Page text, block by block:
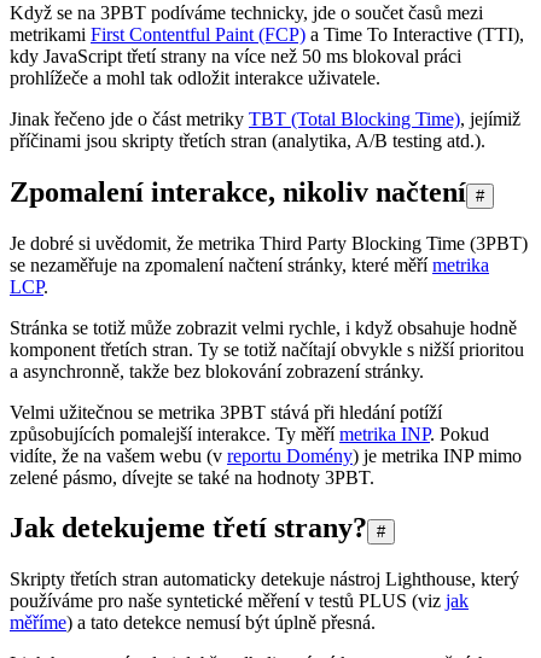
Když se na 3PBT podíváme technicky, jde o součet časů mezi
metrikami First Contentful Paint (FCP) a Time To Interactive (TTI),
kdy JavaScript třetí strany na více než 50 ms blokoval práci
prohlížeče a mohl tak odložit interakce uživatele.
Jinak řečeno jde o část metriky TBT (Total Blocking Time), jejímiž
příčinami jsou skripty třetích stran (analytika, A/B testing atd.).
Zpomalení interakce, nikoliv načtení #
Je dobré si uvědomit, že metrika Third Party Blocking Time (3PBT)
se nezaměřuje na zpomalení načtení stránky, které měřímetrika
LCP.
Stránka se totiž může zobrazit velmi rychle, i když obsahuje hodně
komponent třetích stran. Ty se totiž načítají obvykle s nižší prioritou
a asynchronně, takže bez blokování zobrazení stránky.
Velmi užitečnou se metrika 3PBT stává při hledání potíží
způsobujících pomalejší interakce. Ty měřímetrika INP. Pokud
vidíte, že na vašem webu (v reportu Domény) je metrika INP mimo
zelené pásmo, dívejte se také na hodnoty 3PBT.
Jak detekujeme třetí strany? #
Skripty třetích stran automaticky detekuje nástroj Lighthouse, který
používáme pro naše syntetické měření v testů PLUS (viz jak
měříme) a tato detekce nemusí být úplně přesná.